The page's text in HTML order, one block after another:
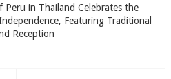
Peru in Thailand Celebrates the
Featuring Traditional
Reception